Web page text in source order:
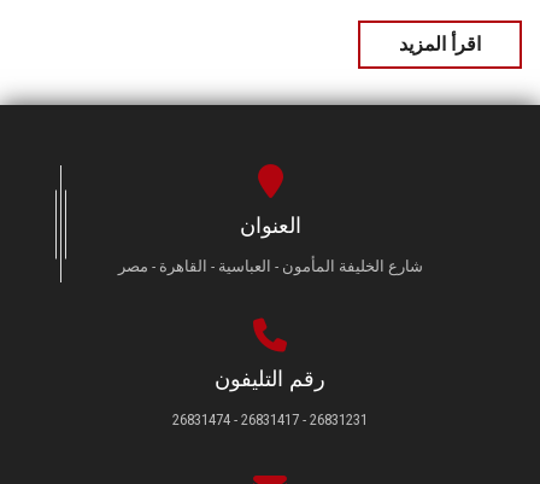
اقرأ المزيد
العنوان
شارع الخليفة المأمون - العباسية - القاهرة - مصر
رقم التليفون
26831231 - 26831417 - 26831474